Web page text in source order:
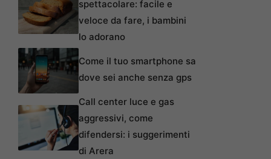
spettacolare: facile e
veloce da fare, i bambini
lo adorano
Come il tuo smartphone sa
dove sei anche senza gps
Call center luce e gas
aggressivi, come
difendersi: i suggerimenti
di Arera